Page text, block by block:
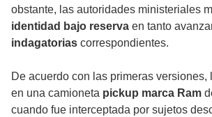
obstante, las autoridades ministeriales
identidad bajo reserva en tanto
indagatorias correspondientes.
De acuerdo con las primeras versiones,
en una camioneta pickup marca Ram
cuando fue interceptada por sujetos